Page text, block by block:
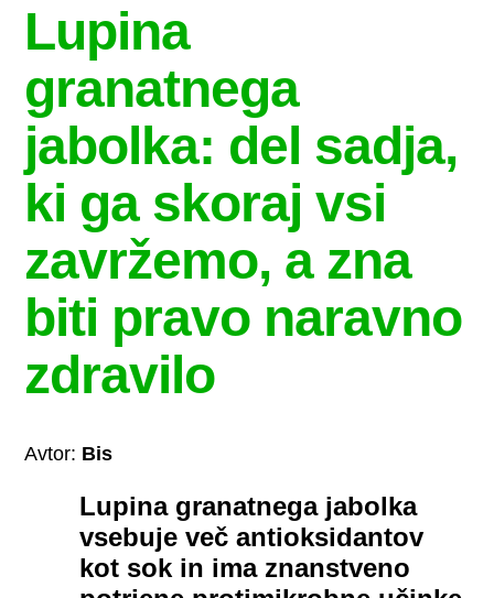
Lupina
granatnega
jabolka: del sadja,
ki ga skoraj vsi
zavržemo, a zna
biti pravo naravno
zdravilo
Avtor: Bis
Lupina granatnega jabolka
vsebuje več antioksidantov
kot sok in ima znanstveno